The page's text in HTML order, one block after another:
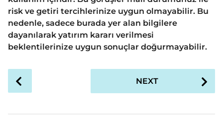
risk ve getiri tercihlerinize uygun olmayabilir. Bu
nedenle, sadece burada yer alan bilgilere
dayanılarak yatırım kararı verilmesi
beklentilerinize uygun sonuçlar doğurmayabilir.
o
NEXT